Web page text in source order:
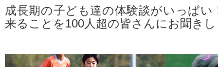
成長期の子ども達の体験談がいっぱい
来ることを100人超の皆さんにお聞き